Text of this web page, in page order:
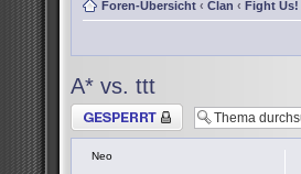
Foren-Übersicht ‹ Clan ‹ Fight Us!
A* vs. ttt
Thema gesperrt
Neo